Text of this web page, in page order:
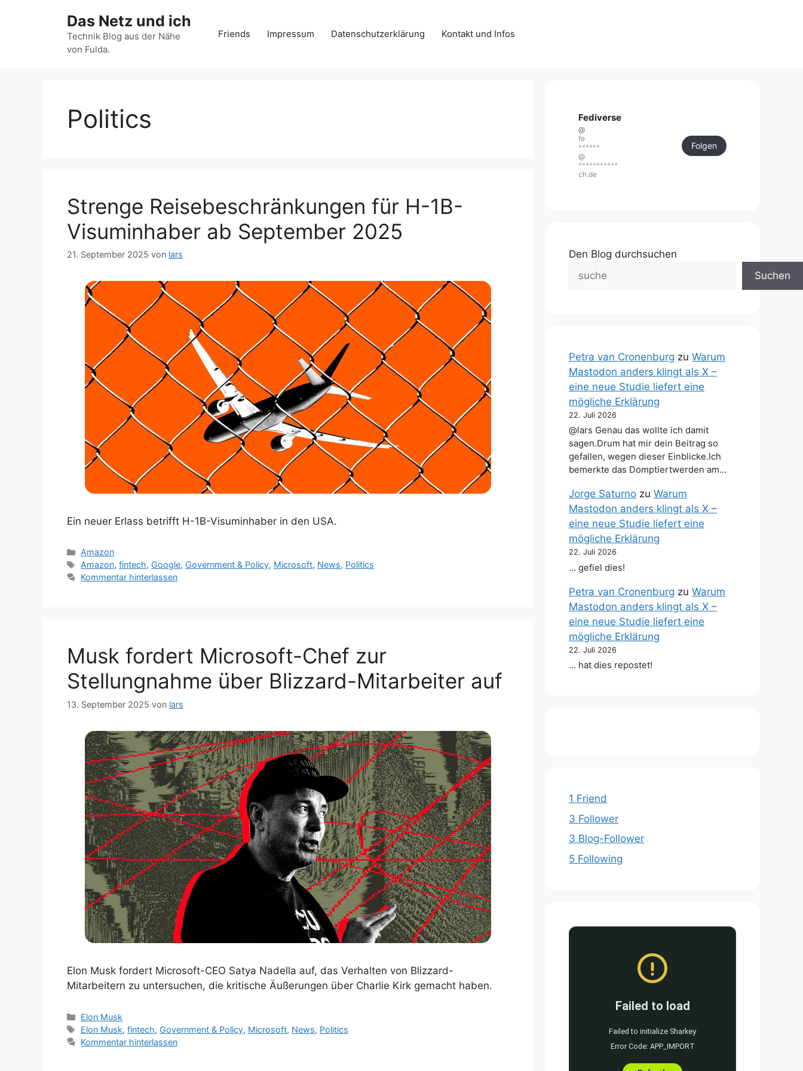
Das Netz und ich
Technik Blog aus der Nähe
von Fulda.
Friends Impressum Datenschutzerklärung Kontakt und Infos
Politics
Strenge Reisebeschränkungen für H-1B-
Visuminhaber ab September 2025
21. September 2025 von lars
Ein neuer Erlass betrifft H-1B-Visuminhaber in den USA.
Kategorien
Amazon
Schlagwörter
Amazon,fintech, Google, Government & Policy, Microsoft, News, Politics
Kommentar hinterlassen
Musk fordert Microsoft-Chef zur
Stellungnahme über Blizzard-Mitarbeiter auf
13. September 2025 von lars
Elon Musk fordert Microsoft-CEO Satya Nadella auf, das Verhalten von Blizzard-
Mitarbeitern zu untersuchen, die kritische Äußerungen über Charlie Kirk gemacht haben.
Kategorien
Elon Musk
Schlagwörter
Elon Musk,fintech, Government & Policy, Microsoft, News, Politics
Kommentar hinterlassen
Fediverse
@
fe
******
@
***********
ch.de
Folgen
Den Blog durchsuchen
Suchen
Petra van Cronenburg zu Warum
Mastodon anders klingt als X –
eine neue Studie liefert eine
mögliche Erklärung
22. Juli 2026
@lars Genau das wollte ich damit
sagen.Drum hat mir dein Beitrag so
gefallen, wegen dieser Einblicke.Ich
bemerkte das Domptiertwerden am…
Jorge Saturno zu Warum
Mastodon anders klingt als X –
eine neue Studie liefert eine
mögliche Erklärung
22. Juli 2026
… gefiel dies!
Petra van Cronenburg zu Warum
Mastodon anders klingt als X –
eine neue Studie liefert eine
mögliche Erklärung
22. Juli 2026
… hat dies repostet!
1 Friend
3 Follower
3 Blog-Follower
5 Following